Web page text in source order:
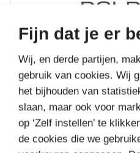
Fijn dat je er
Wij, en derde partijen,
gebruik van cookies. Wij
het bijhouden van
slaan, maar ook voor
op ‘Zelf instellen’ te
de cookies die we